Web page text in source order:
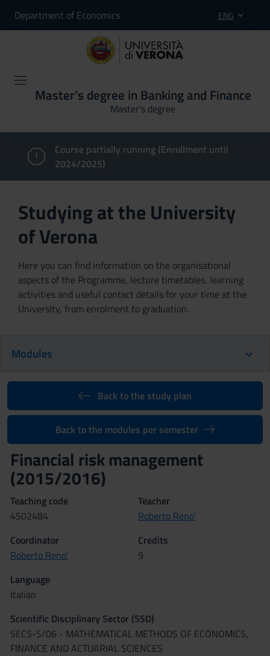
Department of Economics ENG
Master’s degree in Banking and Finance
Master’s degree
Course partially running (Enrollment until
2024/2025)
Studying at the University
of Verona
Here you can find information on the organisational
aspects of the Programme, lecture timetables, learning
activities and useful contact details for your time at the
University, from enrolment to graduation.
Modules
Back to the study plan
Back to the modules per semester
Financial risk management
(2015/2016)
Teaching code
4S02484
Teacher
Roberto Reno'
Coordinator
Roberto Reno'
Credits
9
Language
Italian
Scientific Disciplinary Sector (SSD)
SECS-S/06 - MATHEMATICAL METHODS OF ECONOMICS,
FINANCE AND ACTUARIAL SCIENCES